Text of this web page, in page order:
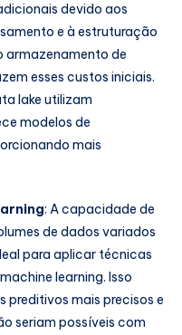
devido aos
e à estruturação
armazenamento de
esses custos iniciais.
lake utilizam
modelos de
mais
: A capacidade de
de dados variados
para aplicar técnicas
learning. Isso
preditivos mais precisos e
seriam possíveis com